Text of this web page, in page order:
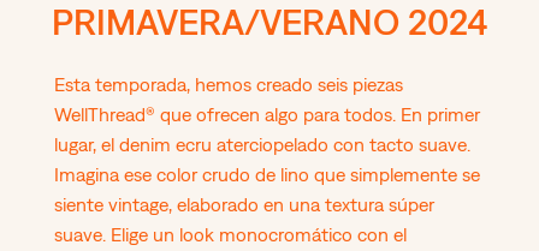
PRIMAVERA/VERANO 2024
Esta temporada, hemos creado seis piezas
WellThread® que ofrecen algo para todos. En primer
lugar, el denim ecru aterciopelado con tacto suave.
Imagina ese color crudo de lino que simplemente se
siente vintage, elaborado en una textura súper
suave. Elige un look monocromático con el